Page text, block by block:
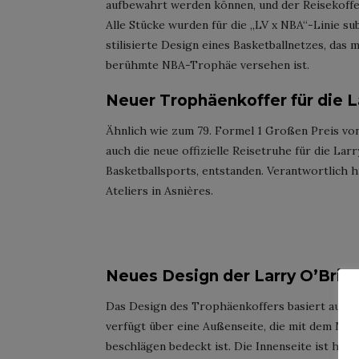
aufbewahrt werden können, und der
Alle Stücke wurden für die „LV x NBA“-Linie
stilisierte Design eines Basketballnetzes, das
berühmte NBA-Trophäe versehen ist.
Neuer Trophäenkoffer für die
Ähnlich wie zum 79. Formel 1 Großen Preis
auch die neue offizielle Reisetruhe für die
Basketballsports, entstanden.
Ateliers in Asnières.
Neues Design der Larry
Das Design des Trophäenkoffers basiert auf
verfügt über eine Außenseite, die mit dem
beschlägen bedeckt ist. Die Innenseite ist